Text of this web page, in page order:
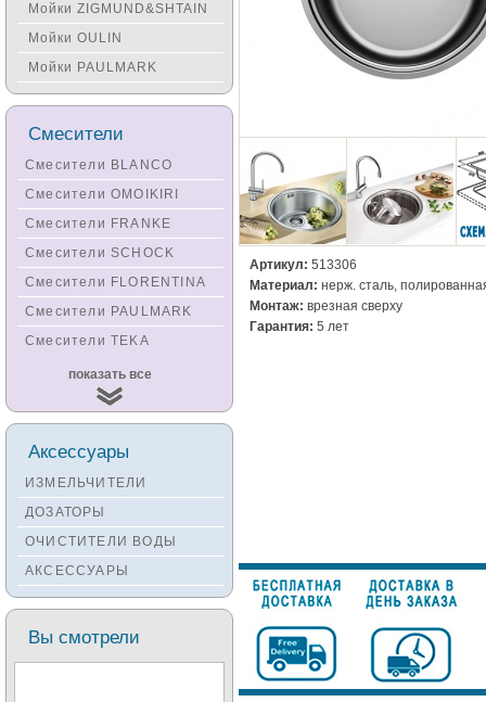
Артикул: 513306
Материал: нерж. сталь,
Монтаж: врезная сверху
Гарантия: 5 лет
Мойки ZIGMUND&SHTAIN
Мойки OULIN
Мойки PAULMARK
Смесители
Смесители BLANCO
Смесители OMOIKIRI
Смесители FRANKE
Смесители SCHOCK
Смесители FLORENTINA
Смесители PAULMARK
Смесители TEKA
Смесители
KUCHENSTERN
Смесители ZORG
Смесители KANTERA
Смесители SEAMAN
Смесители
Zigmund&Shtain
Смесители OULIN
Смесители под бронзу
показать все
Аксессуары
ИЗМЕЛЬЧИТЕЛИ
ДОЗАТОРЫ
ОЧИСТИТЕЛИ ВОДЫ
АКСЕССУАРЫ
Вы смотрели